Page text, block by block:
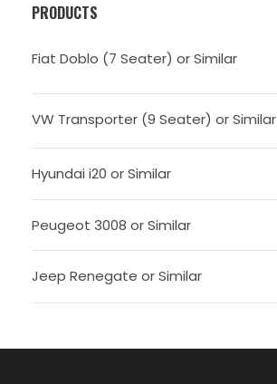
PRODUCTS
Fiat Doblo (7 Seater) or Similar
VW Transporter (9 Seater) or Similar
Hyundai i20 or Similar
Peugeot 3008 or Similar
Jeep Renegate or Similar